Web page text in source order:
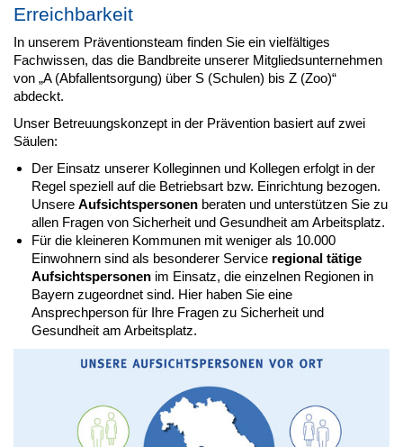
Erreichbarkeit
In unserem Präventionsteam finden Sie ein vielfältiges
Fachwissen, das die Bandbreite unserer Mitgliedsunternehmen
von „A (Abfallentsorgung) über S (Schulen) bis Z (Zoo)“
abdeckt.
Unser Betreuungskonzept in der Prävention basiert auf zwei
Säulen:
Der Einsatz unserer Kolleginnen und Kollegen erfolgt in der
Regel speziell auf die Betriebsart bzw. Einrichtung bezogen.
Unsere Aufsichtspersonen beraten und unterstützen Sie zu
allen Fragen von Sicherheit und Gesundheit am Arbeitsplatz.
Für die kleineren Kommunen mit weniger als 10.000
Einwohnern sind als besonderer Service regional tätige
Aufsichtspersonen im Einsatz, die einzelnen Regionen in
Bayern zugeordnet sind. Hier haben Sie eine
Ansprechperson für Ihre Fragen zu Sicherheit und
Gesundheit am Arbeitsplatz.